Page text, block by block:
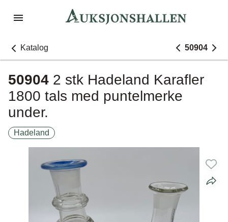
Katalog 50904
50904 2 stk Hadeland Karafler
1800 tals med puntelmerke
under.
Hadeland